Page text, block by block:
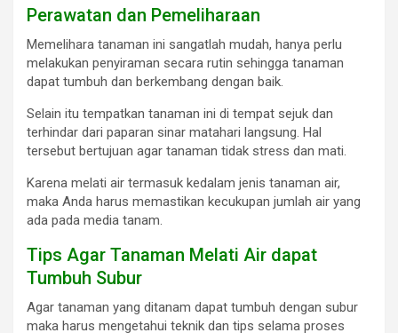
Perawatan dan Pemeliharaan
Memelihara tanaman ini sangatlah mudah, hanya perlu
melakukan penyiraman secara rutin sehingga tanaman
dapat tumbuh dan berkembang dengan baik.
Selain itu tempatkan tanaman ini di tempat sejuk dan
terhindar dari paparan sinar matahari langsung. Hal
tersebut bertujuan agar tanaman tidak stress dan mati.
Karena melati air termasuk kedalam jenis tanaman air,
maka Anda harus memastikan kecukupan jumlah air yang
ada pada media tanam.
Tips Agar Tanaman Melati Air dapat
Tumbuh Subur
Agar tanaman yang ditanam dapat tumbuh dengan subur
maka harus mengetahui teknik dan tips selama proses